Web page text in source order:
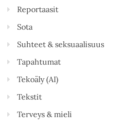
Reportaasit
Sota
Suhteet & seksuaalisuus
Tapahtumat
Tekoäly (AI)
Tekstit
Terveys & mieli